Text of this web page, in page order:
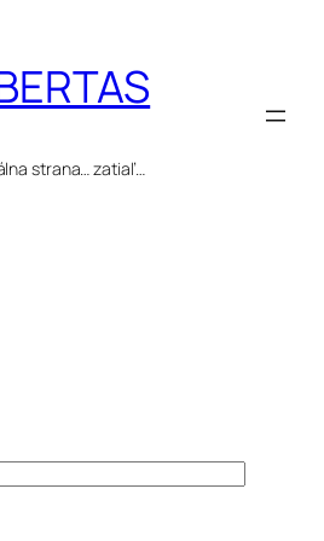
strana… zatiaľ…